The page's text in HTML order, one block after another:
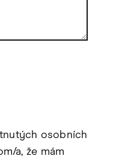
osobních
a, že mám